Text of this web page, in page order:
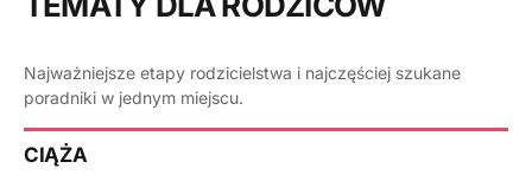
Najważniejsze etapy rodzicielstwa i najczęściej szukane
poradniki w jednym miejscu.
CIĄŻA